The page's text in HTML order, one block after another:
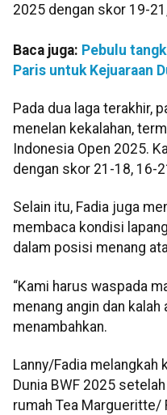
2025 dengan skor 19-
Baca juga: Pebulu
Paris untuk Kejuaraan
Pada dua laga terakhir,
menelan kekalahan,
Indonesia Open 2025.
dengan skor 21-18, 16-
Selain itu, Fadia juga
membaca kondisi
dalam posisi menang
“Kami harus waspada
menang angin dan kalah
menambahkan.
Lanny/Fadia melangkah
Dunia BWF 2025
rumah Tea Margueritte/